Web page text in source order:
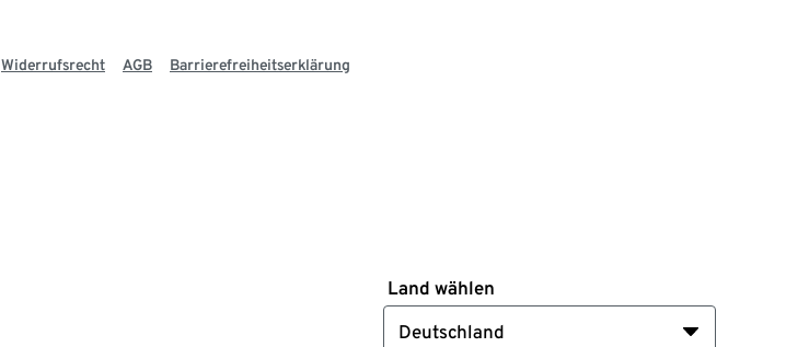
Widerrufsrecht AGB Barrierefreiheitserklärung
Land wählen
Deutschland